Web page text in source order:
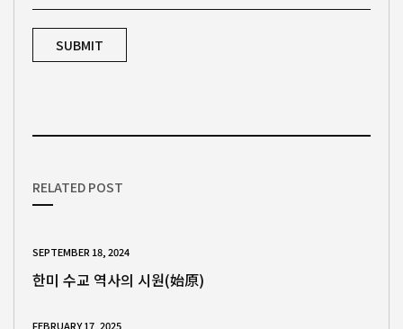
RELATED POST
SEPTEMBER 18, 2024
한미 수교 역사의 시원(始原)
FEBRUARY 17, 2025